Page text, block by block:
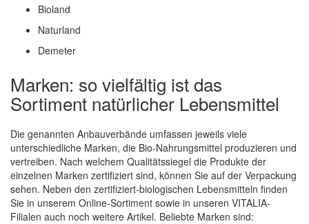
Bioland
Naturland
Demeter
Marken: so vielfältig ist das
Sortiment natürlicher Lebensmittel
Die genannten Anbauverbände umfassen jeweils viele
unterschiedliche Marken, die Bio-Nahrungsmittel produzieren und
vertreiben. Nach welchem Qualitätssiegel die Produkte der
einzelnen Marken zertifiziert sind, können Sie auf der Verpackung
sehen. Neben den zertifiziert-biologischen Lebensmitteln finden
Sie in unserem Online-Sortiment sowie in unseren VITALIA-
Filialen auch noch weitere Artikel. Beliebte Marken sind: